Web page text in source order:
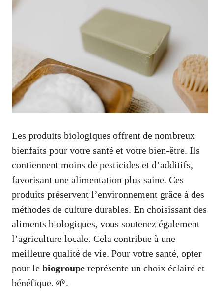
Les produits biologiques offrent de nombreux
bienfaits pour votre santé et votre bien-être. Ils
contiennent moins de pesticides et d’additifs,
favorisant une alimentation plus saine. Ces
produits préservent l’environnement grâce à des
méthodes de culture durables. En choisissant des
aliments biologiques, vous soutenez également
l’agriculture locale. Cela contribue à une
meilleure qualité de vie. Pour votre santé, opter
pour le biogroupe représente un choix éclairé et
bénéfique. 🌱.